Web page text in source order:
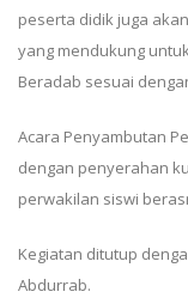
peserta didik juga
yang mendukung
Beradab sesuai
Acara Penyambutan
dengan penyerahan
perwakilan siswi
Kegiatan ditutup
Abdurrab.